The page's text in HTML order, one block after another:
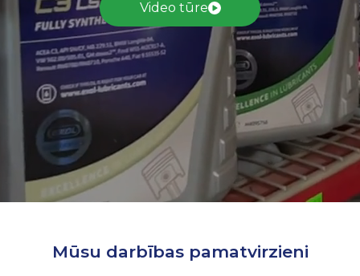
Video tūre
Mūsu darbības pamatvirzieni